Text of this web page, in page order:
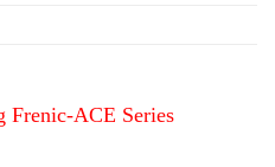
Frenic-ACE Series